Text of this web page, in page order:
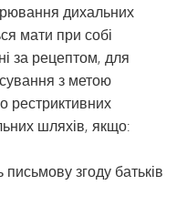
дихальних
мати при собі
за рецептом, для
з метою
рестриктивних
шляхів, якщо:
згоду батьків